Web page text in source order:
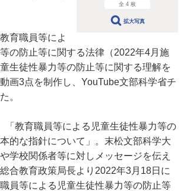
全 4 枚
拡大写真
育職員等によ
の防止等に関する法律（2022年4月施
生徒性暴力等の防止等に関する理解を
画3点を制作し、YouTube文部科学省チ
。
教育職員等による児童生徒性暴力等の
的な指針について」。末松文部科学大
学校関係者等に対しメッセージを伝え
合教育政策局長より2022年3月18日に
員等による児童生徒性暴力等の防止等